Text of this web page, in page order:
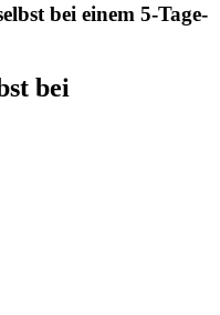
bei einem 5-Tage-
bei